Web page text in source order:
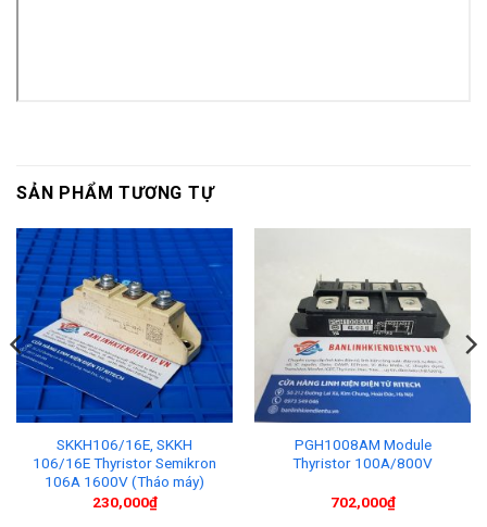
SẢN PHẨM TƯƠNG TỰ
SKKH106/16E, SKKH
106/16E Thyristor Semikron
106A 1600V (Tháo máy)
230,000₫
PGH1008AM Module
Thyristor 100A/800V
702,000₫